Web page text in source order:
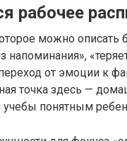
рабочее
можно описать
напоминания»,
от эмоции к
точка здесь —
понятным